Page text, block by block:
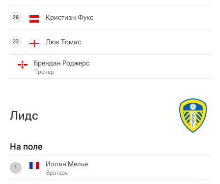
28 Кристиан Фукс
33 Люк Томас
Брендан Роджерс
Тренер
Лидс
На поле
1 Иллан Мелье
Вратарь